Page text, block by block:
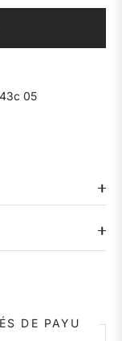
05
DE PAYU